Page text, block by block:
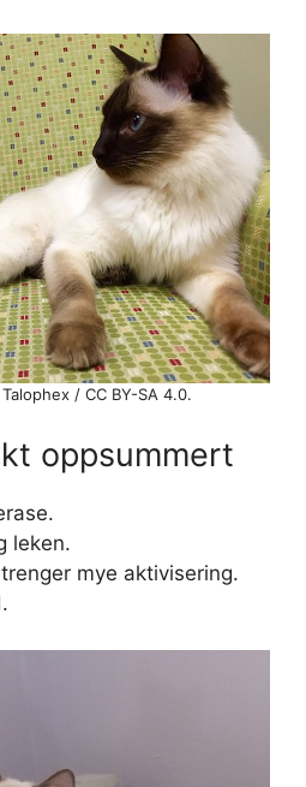
/ CC BY-SA 4.0.
oppsummert
leken.
mye aktivisering.